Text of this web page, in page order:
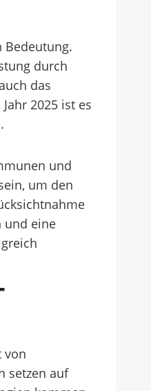
Bedeutung.
durch
das
2025 ist es
und
um den
und eine
von
setzen auf